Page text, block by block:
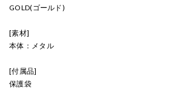
GOLD(ゴールド)
[素材]
本体：メタル
[付属品]
保護袋